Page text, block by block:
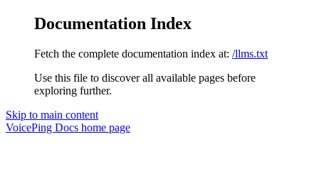
Documentation Index
Fetch the complete documentation index at: /llms.txt
Use this file to discover all available pages before
exploring further.
Skip to main content
VoicePing Docs home page